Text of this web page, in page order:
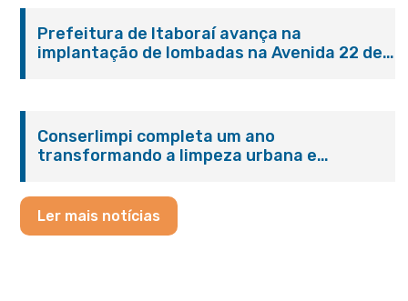
Prefeitura de Itaboraí avança na
implantação de lombadas na Avenida 22 de
Conserlimpi completa um ano
transformando a limpeza urbana e
Ler mais notícias